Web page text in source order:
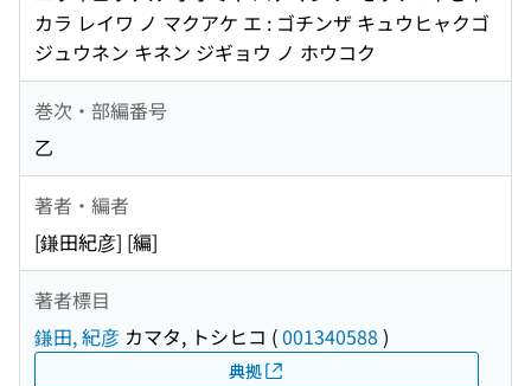
カラ レイワ ノ マクアケ エ : ゴチンザ キュウヒャクゴ
ジュウネン キネン ジギョウ ノ ホウコク
巻次・部編番号
乙
著者・編者
[鎌田紀彦] [編]
著者標目
鎌田, 紀彦 カマタ, トシヒコ (001340588 )
典拠